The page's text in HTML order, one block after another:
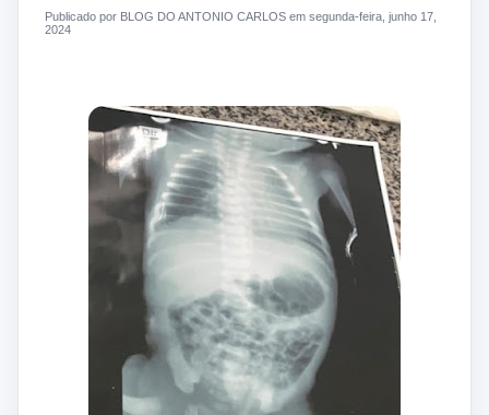
Publicado por BLOG DO ANTONIO CARLOS em segunda-feira, junho 17,
2024